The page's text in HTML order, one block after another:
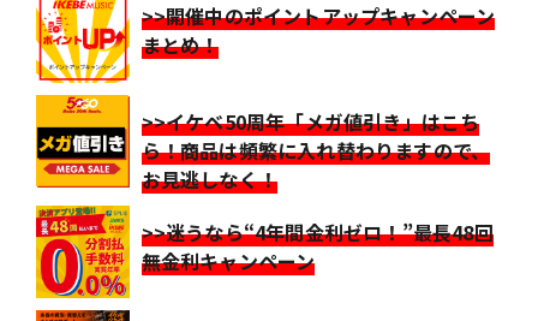
>>開催中のポイントアップキャンペーン
まとめ！
>>イケベ50周年「メガ値引き」はこち
ら！商品は頻繁に入れ替わりますので、
お見逃しなく！
>>迷うなら“4年間金利ゼロ！”最長48回
無金利キャンペーン